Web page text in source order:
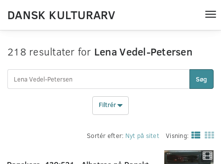
DANSK KULTURARV
218 resultater for Lena Vedel-Petersen
Søg
Filtrér
Sortér efter: Nyt på sitet Visning: